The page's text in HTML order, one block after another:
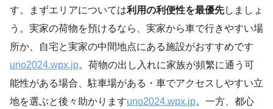
す。まずエリアについては利用の利便性を最優先しましょ
う。実家の荷物を預けるなら、実家から車で行きやすい場
所か、自宅と実家の中間地点にある施設がおすすめです
uno2024.wpx.jp。荷物の出し入れに家族が頻繁に通う可
能性がある場合、駐車場がある・車でアクセスしやすい立
地を選ぶと後々助かりますuno2024.wpx.jp。一方、都心